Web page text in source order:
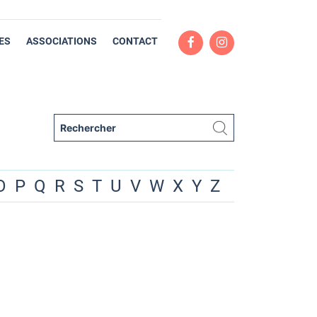
ASSOCIATIONS CONTACT
P Q R S T U V W X Y Z